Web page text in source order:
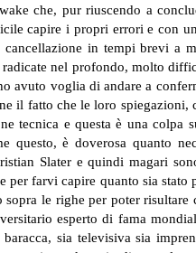
che, pur riuscendo a
capire i propri errori e con
in tempi brevi a
radicate nel profondo, molto
avuto voglia di andare a
il fatto che le loro spiegazioni,
tecnica e questa è una colpa
questo, è doverosa quanto
Slater e quindi magari
farvi capire quanto sia stato
le righe per poter risultare
esperto di fama
sia televisiva sia